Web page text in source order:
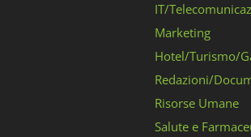
IT/
Marketing
Hotel/Turismo/
Redazioni/
Risorse Umane
Salute e